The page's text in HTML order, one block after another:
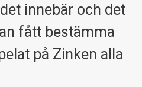
innebär och det
fått bestämma
på Zinken alla